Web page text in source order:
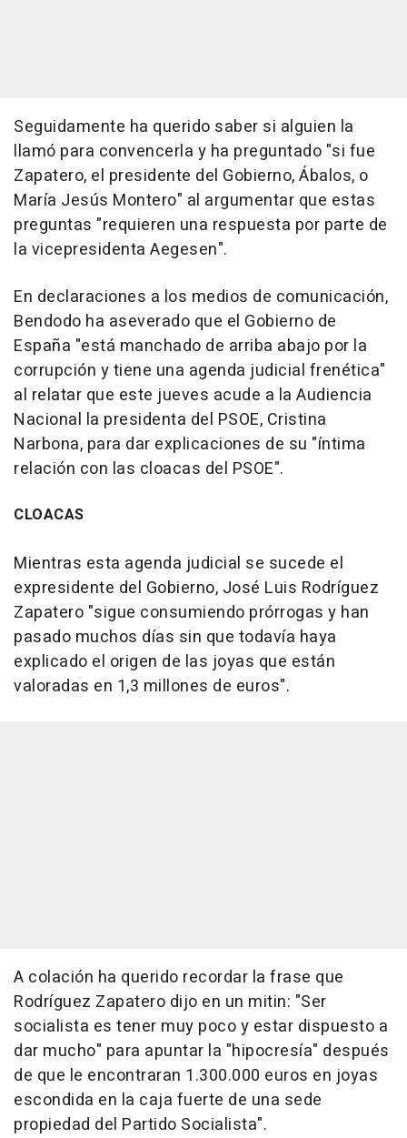
Seguidamente ha querido saber si alguien la
llamó para convencerla y ha preguntado "si fue
Zapatero, el presidente del Gobierno, Ábalos, o
María Jesús Montero" al argumentar que estas
preguntas "requieren una respuesta por parte de
la vicepresidenta Aegesen".
En declaraciones a los medios de comunicación,
Bendodo ha aseverado que el Gobierno de
España "está manchado de arriba abajo por la
corrupción y tiene una agenda judicial frenética"
al relatar que este jueves acude a la Audiencia
Nacional la presidenta del PSOE, Cristina
Narbona, para dar explicaciones de su "íntima
relación con las cloacas del PSOE".
CLOACAS
Mientras esta agenda judicial se sucede el
expresidente del Gobierno, José Luis Rodríguez
Zapatero "sigue consumiendo prórrogas y han
pasado muchos días sin que todavía haya
explicado el origen de las joyas que están
valoradas en 1,3 millones de euros".
A colación ha querido recordar la frase que
Rodríguez Zapatero dijo en un mitin: "Ser
socialista es tener muy poco y estar dispuesto a
dar mucho" para apuntar la "hipocresía" después
de que le encontraran 1.300.000 euros en joyas
escondida en la caja fuerte de una sede
propiedad del Partido Socialista".